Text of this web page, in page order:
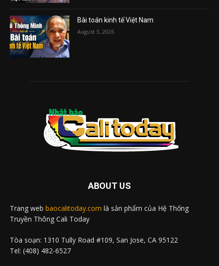
Bài toán kinh tế Việt Nam
August 3, 2026
ABOUT US
Trang web baocalitoday.com là sản phẩm của Hệ Thống
Truyền Thông Cali Today
Tòa soạn: 1310 Tully Road #109, San Jose, CA 95122
Tel: (408) 482-6527